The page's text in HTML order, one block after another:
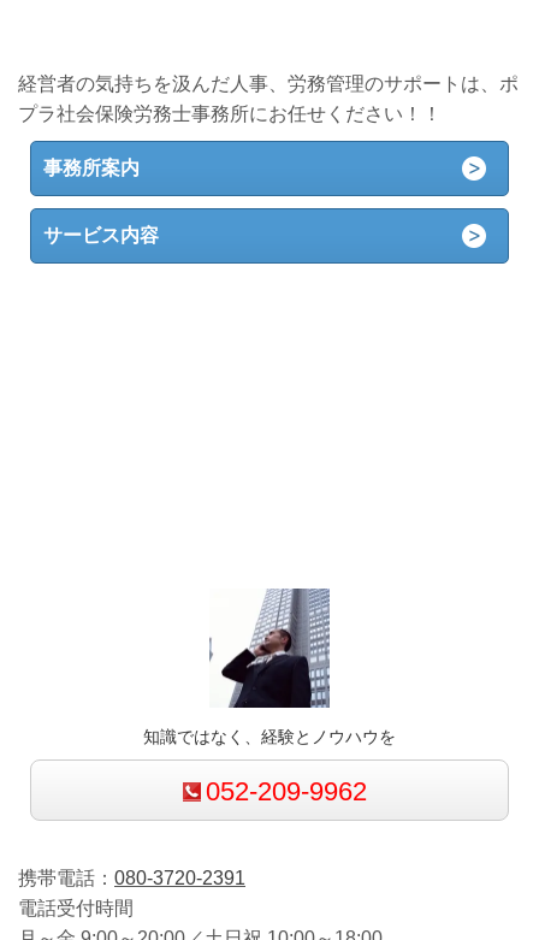
経営者の気持ちを汲んだ人事、労務管理のサポートは、ポ
プラ社会保険労務士事務所にお任せください！！
事務所案内
サービス内容
知識ではなく、経験とノウハウを
052-209-9962
携帯電話： 080-3720-2391
電話受付時間